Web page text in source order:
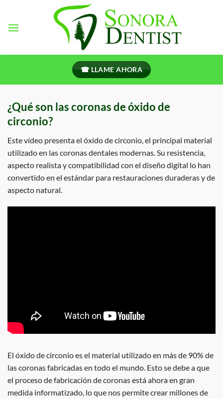
contenido
☎ LLAME AHORA
¿Qué son las coronas de óxido de
circonio?
Este vídeo presenta el óxido de circonio, el principal material
utilizado en las coronas dentales modernas. Su resistencia,
aspecto realista y compatibilidad con el diseño digital lo han
convertido en el estándar para restauraciones duraderas y de
aspecto natural.
El óxido de circonio es el material utilizado en más de 90% de
las coronas fabricadas en todo el mundo. Esto se debe a que
el proceso de fabricación de coronas está ahora en gran
medida informatizado, lo que nos permite crear millones de